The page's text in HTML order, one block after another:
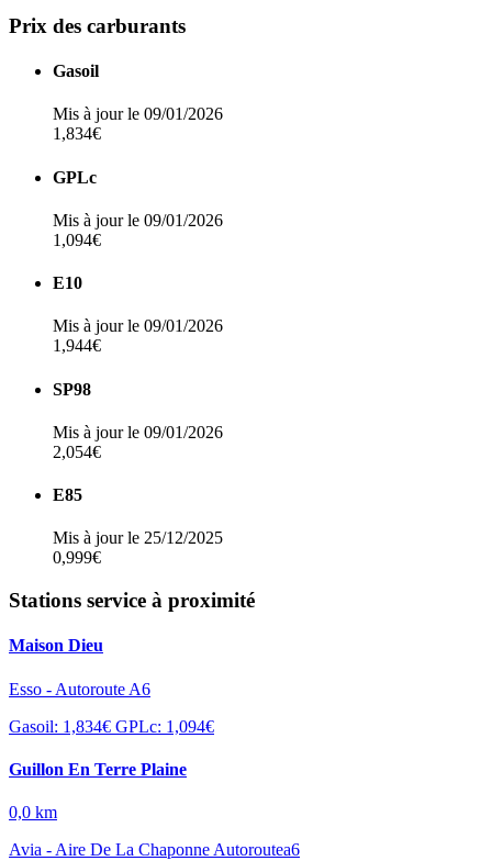
Prix des carburants
Gasoil
Mis à jour le 09/01/2026
1,834€
GPLc
Mis à jour le 09/01/2026
1,094€
E10
Mis à jour le 09/01/2026
1,944€
SP98
Mis à jour le 09/01/2026
2,054€
E85
Mis à jour le 25/12/2025
0,999€
Stations service à proximité
Maison Dieu
Esso - Autoroute A6
Gasoil: 1,834€ GPLc: 1,094€
Guillon En Terre Plaine
0,0 km
Avia - Aire De La Chaponne Autoroutea6